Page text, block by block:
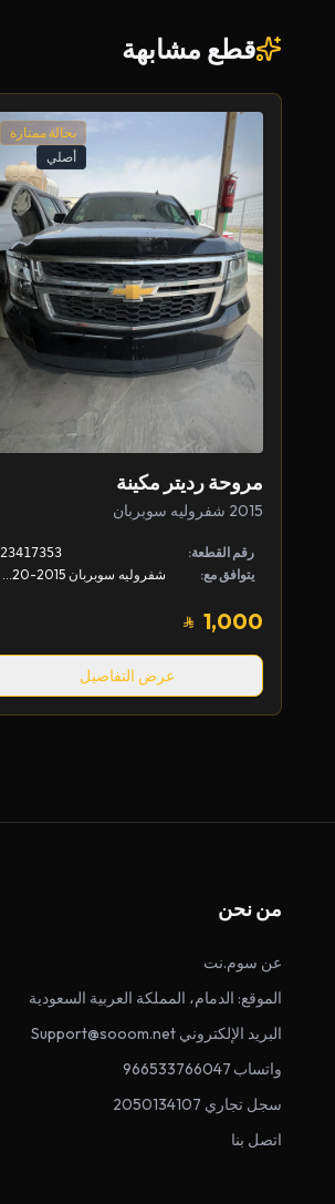
قطع مشابهة
بحالة ممتازة
أصلي
مروحة رديتر مكينة
2015 شفروليه سوبربان
رقم القطعة: 23417353
يتوافق مع:
1,000
عرض التفاصيل
من نحن
عن سوم.نت
الموقع: الدمام، المملكة العربية السعودية
البريد الإلكتروني Support@sooom.net
واتساب 966533766047
سجل تجاري 2050134107
اتصل بنا